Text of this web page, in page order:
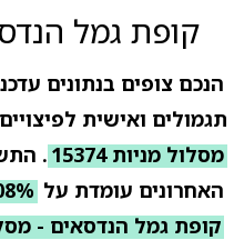
קופת גמל
הנכם צופים בנתונים
תגמולים ואישית
מסלול מניות 15374
האחרונים עומדת על
קופת גמל הנדסאים -